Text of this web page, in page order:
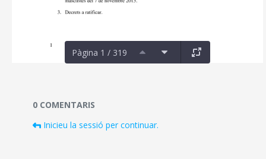
Pàgina 1 / 319
Documents i fitxers multimèdia
0 COMENTARIS
Inicieu la sessió per continuar.